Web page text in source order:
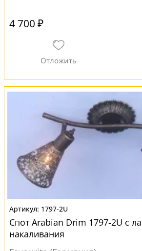
4 700 ₽
1797-2U
Спот Arabian Drim 1797-2U с
накаливания